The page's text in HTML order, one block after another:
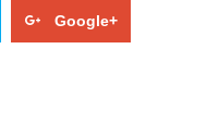
Google+